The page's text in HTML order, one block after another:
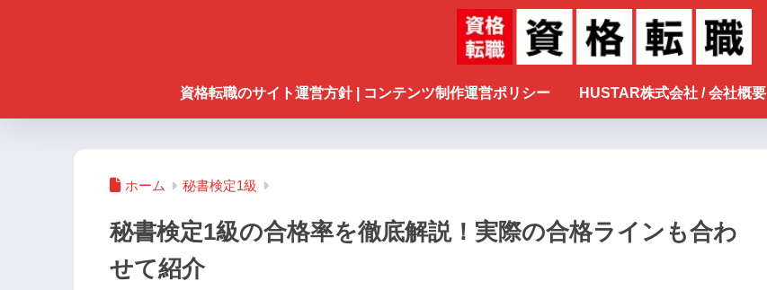
資格転職のサイト運営方針 | コンテンツ制作運営ポリシー HUSTAR株式会社 / 会社概要
ホーム 秘書検定1級
秘書検定1級の合格率を徹底解説！実際の合格ラインも合わ
せて紹介